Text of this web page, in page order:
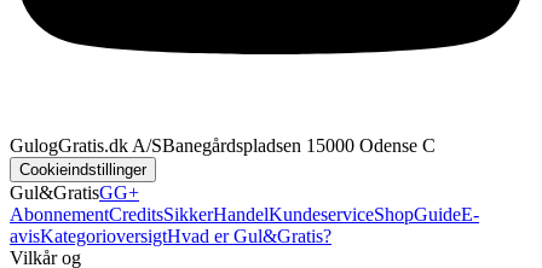
GulogGratis.dk A/SBanegårdspladsen 1 5000 Odense C
Cookieindstillinger
Gul&GratisGG+
AbonnementCreditsSikkerHandelKundeserviceShopGuideE-
avisKategorioversigtHvad er Gul&Gratis?
Vilkår og